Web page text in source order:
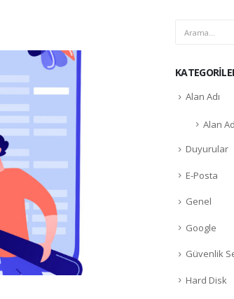
Alan Adı
Alan
Duyurular
E-Posta
Genel
Google
Güvenlik
Hard Disk